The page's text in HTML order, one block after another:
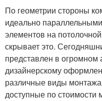
По геометрии стороны
идеально
элементов на
скрывает это.
представлен в огромном
дизайнерскому
различные виды
доступные по стоимости